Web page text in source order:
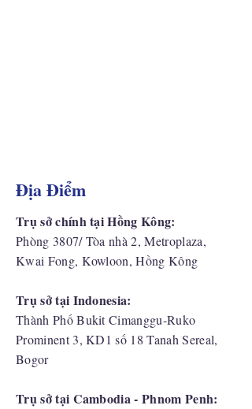
Địa Điểm
Trụ sở chính tại Hồng Kông:
Phòng 3807/ Tòa nhà 2, Metroplaza,
Kwai Fong, Kowloon, Hồng Kông
Trụ sở tại Indonesia:
​Thành Phố Bukit Cimanggu-Ruko
Prominent 3, KD1 số 18 Tanah Sereal,
Bogor
Trụ sở tại Cambodia - Phnom Penh: